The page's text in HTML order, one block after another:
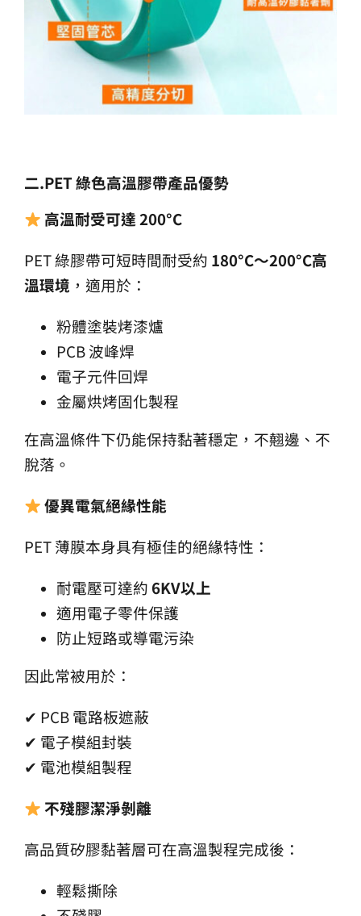
二.PET綠色高溫膠帶產品優勢
高溫耐受可達 200°C
PET 綠膠帶可短時間耐受約 180°C～200°C高
溫環境 ，適用於：
粉體塗裝烤漆爐
PCB 波峰焊
電子元件回焊
金屬烘烤固化製程
在高溫條件下仍能保持黏著穩定，不翹邊、不
脫落。
優異電氣絕緣性能
PET 薄膜本身具有極佳的絕緣特性：
耐電壓可達約 6KV以上
適用電子零件保護
防止短路或導電污染
因此常被用於：
✔ PCB 電路板遮蔽
✔ 電子模組封裝
✔ 電池模組製程
不殘膠潔淨剝離
高品質矽膠黏著層可在高溫製程完成後：
輕鬆撕除